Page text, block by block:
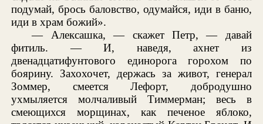
подумай, брось баловство, одумайся, иди в баню,
иди в храм божий».
— Алексашка, — скажет Петр, — давай
фитиль. — И, наведя, ахнет из
двенадцатифунтового единорога горохом по
боярину. Захохочет, держась за живот, генерал
Зоммер, смеется Лефорт, добродушно
ухмыляется молчаливый Тиммерман; весь в
смеющихся морщинах, как печеное яблоко,